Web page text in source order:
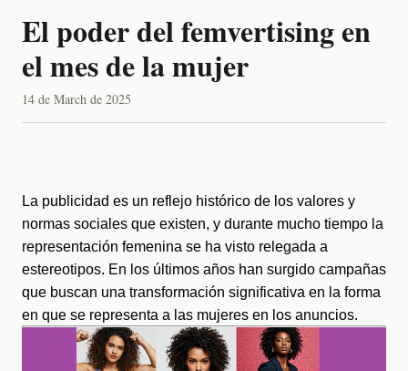
El poder del femvertising en
el mes de la mujer
14 de March de 2025
La publicidad es un reflejo histórico de los valores y
normas sociales que existen, y durante mucho tiempo la
representación femenina se ha visto relegada a
estereotipos. En los últimos años han surgido campañas
que buscan una transformación significativa en la forma
en que se representa a las mujeres en los anuncios.